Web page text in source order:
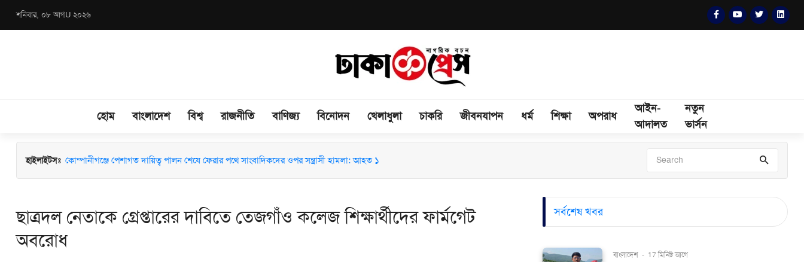
শনিবার, ০৮ আগU ২০২৬
হোম বাংলাদেশ বিশ্ব রাজনীতি বাণিজ্য বিনোদন খেলাধুলা চাকরি জীবনযাপন ধর্ম শিক্ষা অপরাধ
আইন-
আদালত
নতুন
ভার্সন
হাইলাইটসঃ কোম্পানীগঞ্জে পেশাগত দায়িত্ব পালন শেষে ফেরার পথে সাংবাদিকদের ওপর সন্ত্রাসী হামলা: আহত ১
ছাত্রদল নেতাকে গ্রেপ্তারের দাবিতে তেজগাঁও কলেজ শিক্ষার্থীদের ফার্মগেট
অবরোধ
সর্বশেষ খবর
বাংলাদেশ - 17 মিনিট আগে